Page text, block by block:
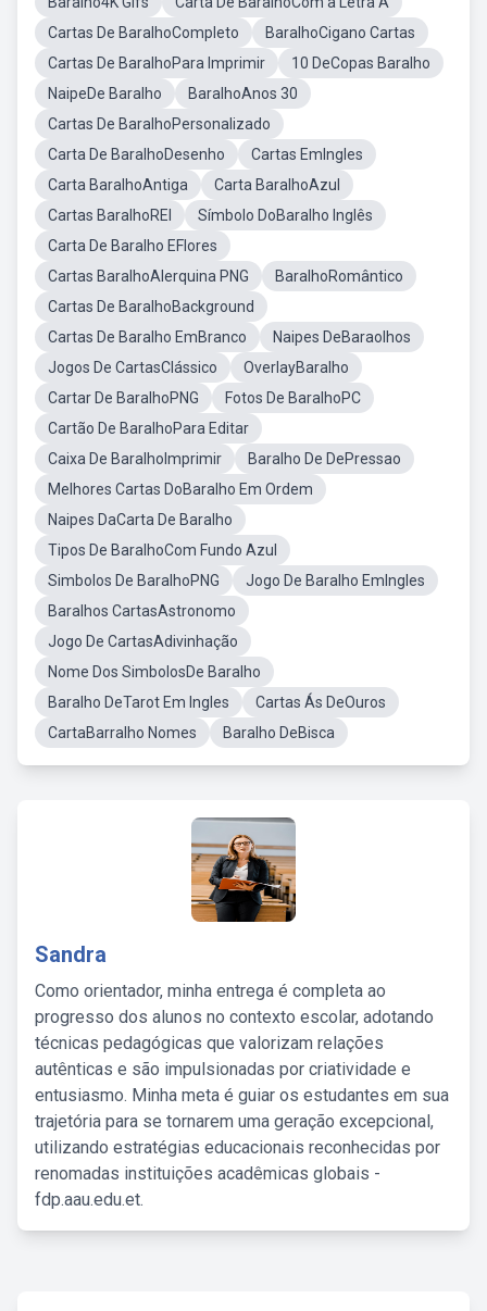
Cartas De BaralhoCompleto
BaralhoCigano Cartas
Cartas De BaralhoPara Imprimir
10 DeCopas Baralho
NaipeDe Baralho
BaralhoAnos 30
Cartas De BaralhoPersonalizado
Carta De BaralhoDesenho
Cartas EmIngles
Carta BaralhoAntiga
Carta BaralhoAzul
Cartas BaralhoREI
Símbolo DoBaralho Inglês
Carta De Baralho EFlores
Cartas BaralhoAlerquina PNG
BaralhoRomântico
Cartas De BaralhoBackground
Cartas De Baralho EmBranco
Naipes DeBaraolhos
Jogos De CartasClássico
OverlayBaralho
Cartar De BaralhoPNG
Fotos De BaralhoPC
Cartão De BaralhoPara Editar
Caixa De BaralhoImprimir
Baralho De DePressao
Melhores Cartas DoBaralho Em Ordem
Naipes DaCarta De Baralho
Tipos De BaralhoCom Fundo Azul
Simbolos De BaralhoPNG
Jogo De Baralho EmIngles
Baralhos CartasAstronomo
Jogo De CartasAdivinhação
Nome Dos SimbolosDe Baralho
Baralho DeTarot Em Ingles
Cartas Ás DeOuros
CartaBarralho Nomes
Baralho DeBisca
Sandra
Como orientador, minha entrega é completa ao
progresso dos alunos no contexto escolar, adotando
técnicas pedagógicas que valorizam relações
autênticas e são impulsionadas por criatividade e
entusiasmo. Minha meta é guiar os estudantes em sua
trajetória para se tornarem uma geração excepcional,
utilizando estratégias educacionais reconhecidas por
renomadas instituições acadêmicas globais -
fdp.aau.edu.et.